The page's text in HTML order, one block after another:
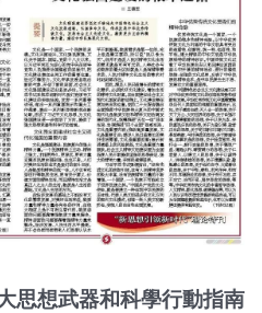
思想武器和科學行動指南